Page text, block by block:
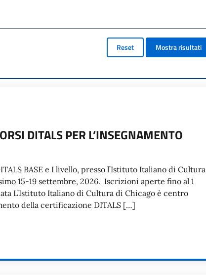
Reset Mostra risultati
DITALS PER L’INSEGNAMENTO
BASE e I livello, presso l’Istituto Italiano di Cultura
15-19 settembre, 2026. Iscrizioni aperte fino al 1
L’Istituto Italiano di Cultura di Chicago è centro
della certificazione DITALS […]